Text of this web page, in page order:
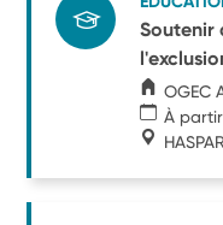
Soutenir
OGEC
À